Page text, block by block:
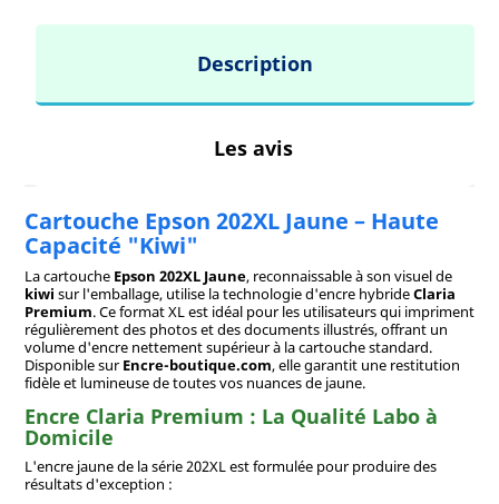
Description
Les avis
Cartouche Epson 202XL Jaune – Haute
Capacité "Kiwi"
La cartouche Epson 202XL Jaune, reconnaissable à son visuel de
kiwi sur l'emballage, utilise la technologie d'encre hybrideClaria
Premium. Ce format XL est idéal pour les utilisateurs qui impriment
régulièrement des photos et des documents illustrés, offrant un
volume d'encre nettement supérieur à la cartouche standard.
Disponible surEncre-boutique.com, elle garantit une restitution
fidèle et lumineuse de toutes vos nuances de jaune.
Encre Claria Premium : La Qualité Labo à
Domicile
L'encre jaune de la série 202XL est formulée pour produire des
résultats d'exception :